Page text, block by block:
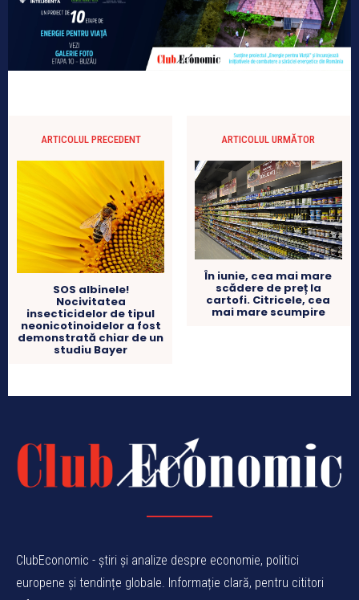
ARTICOLUL PRECEDENT
SOS albinele!
Nocivitatea
insecticidelor de tipul
neonicotinoidelor a fost
demonstrată chiar de un
studiu Bayer
ARTICOLUL URMĂTOR
În iunie, cea mai mare
scădere de preț la
cartofi. Citricele, cea
mai mare scumpire
ClubEconomic - știri și analize despre economie, politici
europene și tendințe globale. Informație clară, pentru cititori